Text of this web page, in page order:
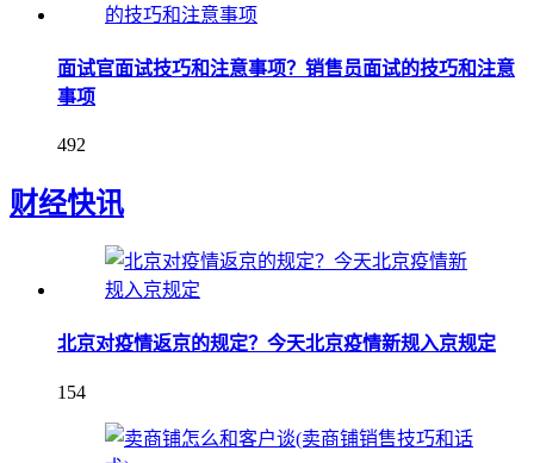
面试官面试技巧和注意事项？销售员面试的技巧和注意
事项
492
财经快讯
北京对疫情返京的规定？今天北京疫情新规入京规定
154